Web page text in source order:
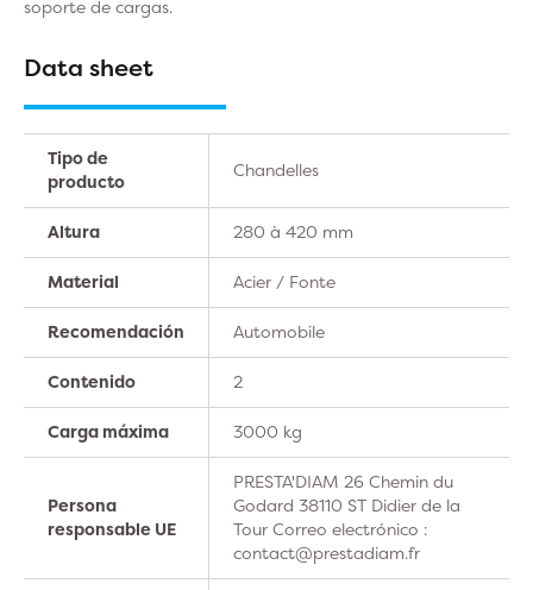
soporte de cargas.
Data sheet
Tipo de
producto
Chandelles
Altura 280 à 420 mm
Material Acier / Fonte
Recomendación Automobile
Contenido 2
Carga máxima 3000 kg
Persona
responsable UE
PRESTA'DIAM 26 Chemin du
Godard 38110 ST Didier de la
Tour Correo electrónico :
contact@prestadiam.fr